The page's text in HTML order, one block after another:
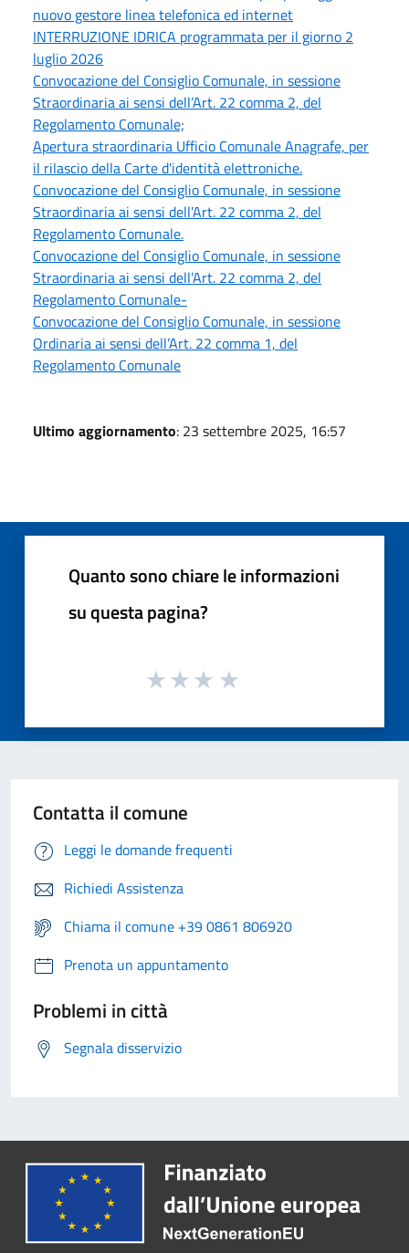
nuovo gestore linea telefonica ed internet
INTERRUZIONE IDRICA programmata per il giorno 2
luglio 2026
Convocazione del Consiglio Comunale, in sessione
Straordinaria ai sensi dell’Art. 22 comma 2, del
Regolamento Comunale;
Apertura straordinaria Ufficio Comunale Anagrafe, per
il rilascio della Carte d'identità elettroniche.
Convocazione del Consiglio Comunale, in sessione
Straordinaria ai sensi dell’Art. 22 comma 2, del
Regolamento Comunale.
Convocazione del Consiglio Comunale, in sessione
Straordinaria ai sensi dell’Art. 22 comma 2, del
Regolamento Comunale-
Convocazione del Consiglio Comunale, in sessione
Ordinaria ai sensi dell’Art. 22 comma 1, del
Regolamento Comunale
Ultimo aggiornamento: 23 settembre 2025, 16:57
Quanto sono chiare le informazioni
su questa pagina?
Contatta il comune
Leggi le domande frequenti
Richiedi Assistenza
Chiama il comune +39 0861 806920
Prenota un appuntamento
Problemi in città
Segnala disservizio